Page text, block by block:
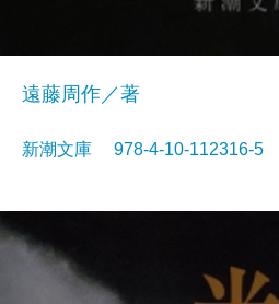
遠藤周作／著
新潮文庫 978-4-10-112316-